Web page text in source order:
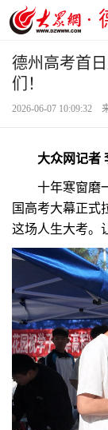
·
德州高考首
们！
2026-06-07 10:09:32
大众网记者
十年寒窗磨一
国高考大幕正式
这场人生大考。